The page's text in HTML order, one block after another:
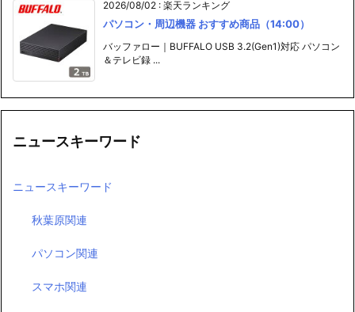
2026/08/02 : 楽天ランキング
パソコン・周辺機器 おすすめ商品（14:00）
バッファロー｜BUFFALO USB 3.2(Gen1)対応 パソコン
＆テレビ録 ...
ニュースキーワード
ニュースキーワード
秋葉原関連
パソコン関連
スマホ関連